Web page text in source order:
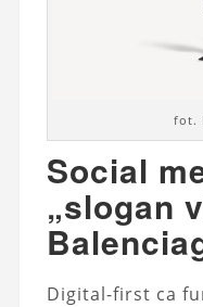
fot.
Social
„slogan
Digital-first ca